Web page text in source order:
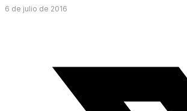
6 de julio de 2016